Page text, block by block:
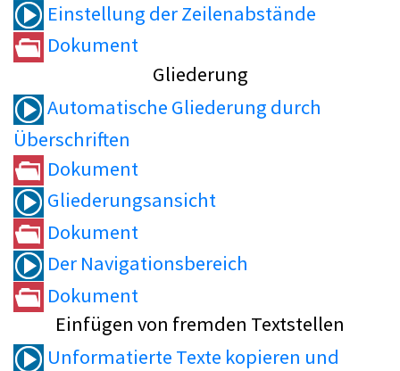
Einstellung der Zeilenabstände
Dokument
Gliederung
Automatische Gliederung durch
Überschriften
Dokument
Gliederungsansicht
Dokument
Der Navigationsbereich
Dokument
Einfügen von fremden Textstellen
Unformatierte Texte kopieren und